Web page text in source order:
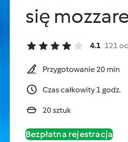
się
4.1 121
Przygotowanie 20 min
Czas całkowity 1 godz.
20 sztuk
Bezpłatna rejestracja